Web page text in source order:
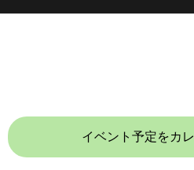
イベント予定をカ